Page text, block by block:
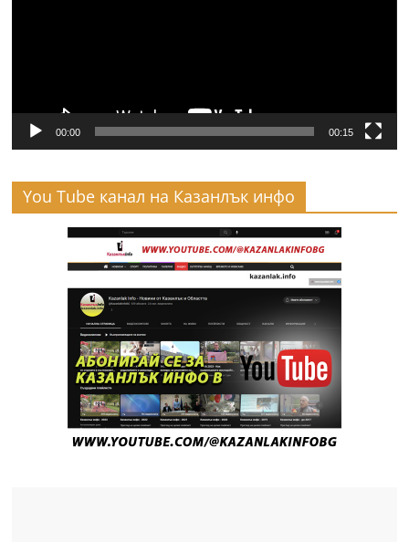
00:00 00:15
You Tube канал на Казанлък инфо